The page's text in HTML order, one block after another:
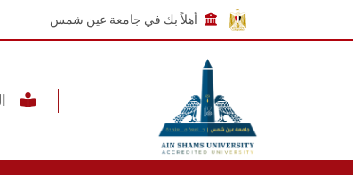
أهلاً بك في جامعة عين شمس